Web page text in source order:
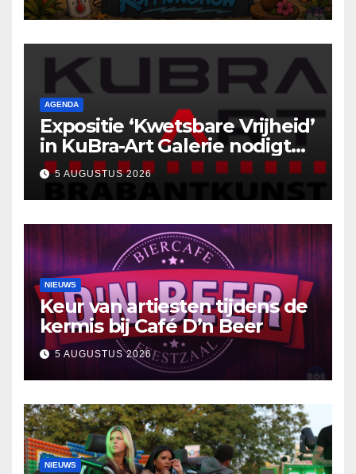
AGENDA
Expositie ‘Kwetsbare Vrijheid’
in KuBra-Art Galerie nodigt
uit tot ontmoeting en
reflectie
5 AUGUSTUS 2026
NIEUWS
Keur van artiesten tijdens de
kermis bij Café D’n Beer
5 AUGUSTUS 2026
NIEUWS